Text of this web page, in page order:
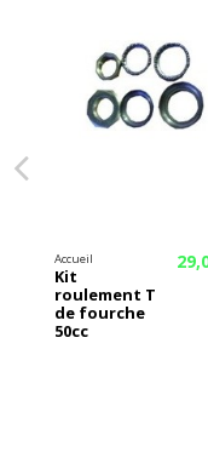
Accueil
Kit
roulement T
de fourche
50cc